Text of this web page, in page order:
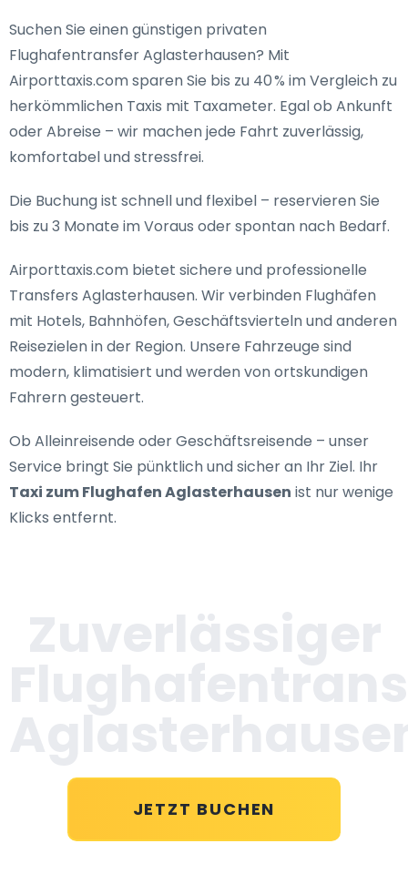
Suchen Sie einengünstigen privaten
Flughafentransfer Aglasterhausen? Mit
Airporttaxis.com sparen Sie bis zu 40 % im Vergleich zu
herkömmlichen Taxis mit Taxameter. Egal ob Ankunft
oder Abreise – wir machen jede Fahrt zuverlässig,
komfortabel und stressfrei.
Die Buchung ist schnell und flexibel – reservieren Sie
bis zu 3 Monate im Voraus oder spontan nach Bedarf.
Airporttaxis.com bietet sichere und professionelle
Transfers Aglasterhausen. Wir verbinden Flughäfen
mit Hotels, Bahnhöfen, Geschäftsvierteln und anderen
Reisezielen in der Region. Unsere Fahrzeuge sind
modern, klimatisiert und werden von ortskundigen
Fahrern gesteuert.
Ob Alleinreisende oder Geschäftsreisende – unser
Service bringt Sie pünktlich und sicher an Ihr Ziel. Ihr
Taxi zum Flughafen Aglasterhausen ist nur wenige
Klicks entfernt.
JETZT BUCHEN